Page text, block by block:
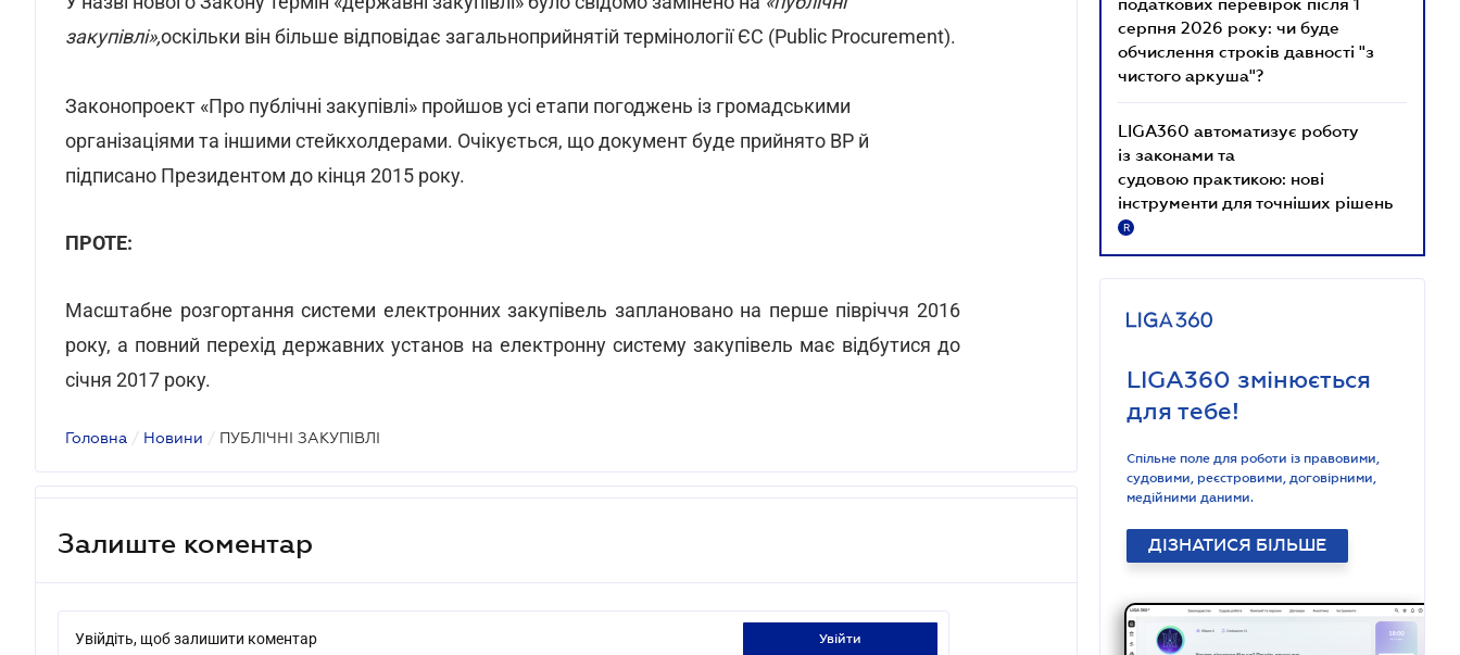
закупівлі»,оскільки він більше відповідає загальноприйнятій термінології ЄС (Public Procurement).
Законопроект «Про публічні закупівлі» пройшов усі етапи погоджень із громадськими
організаціями та іншими стейкхолдерами. Очікується, що документ буде прийнято ВР й
підписано Президентом до кінця 2015 року.
ПРОТЕ:
Масштабне розгортання системи електронних закупівель заплановано на перше півріччя 2016
року, а повний перехід державних установ на електронну систему закупівель має відбутися до
січня 2017 року.
Головна / Новини / ПУБЛІЧНІ ЗАКУПІВЛІ
Залиште коментар
Увійдіть, щоб залишити коментар увійти
серпня 2026 року: чи буде
обчислення строків давності "з
чистого аркуша"?
LIGA360 автоматизує роботу
із законами та
судовою практикою: нові
інструменти для точніших рішень
R
LIGA360 змінюється
для тебе!
Спільне поле для роботи із правовими,
судовими, реєстровими, договірними,
медійними даними.
ДІЗНАТИСЯ БІЛЬШЕ